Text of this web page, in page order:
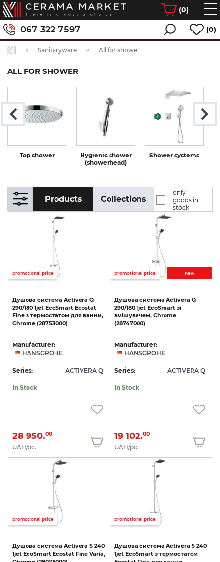
(0)
067 322 7597 (0)
Sanitaryware All for shower
ALL FOR SHOWER
Top shower
Hygienic shower
(showerhead)
Shower systems
Products Collections
only
goods in
stock
promotional price
Душова система Activera Q
290/180 1jet EcoSmart Ecostat
Fine з термостатом для ванни,
Chrome (28753000)
Manufacturer:
HANSGROHE
Series: ACTIVERA Q
In Stock
28 950.00
UAH/pc.
new
promotional price
Душова система Activera Q
290/180 1jet EcoSmart зі
змішувачем, Chrome
(28747000)
Manufacturer:
HANSGROHE
Series: ACTIVERA Q
In Stock
19 102.00
UAH/pc.
promotional price
Душова система Activera S 240
1jet EcoSmart Ecostat Fine Varia,
promotional price
Душова система Activera S 240
1jet EcoSmart з термостатом